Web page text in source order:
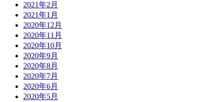
2021年2月
2021年1月
2020年12月
2020年11月
2020年10月
2020年9月
2020年8月
2020年7月
2020年6月
2020年5月